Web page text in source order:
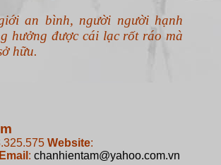
an bình, người người hạnh
hưởng được cái lạc rốt ráo mà
hữu.
Website:
Email : chanhientam@yahoo.com.vn